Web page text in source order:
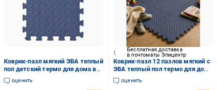
Коврик-пазл мягкий ЭВА теплый
пол детский термо для дома в
детскую комнату без покрытия
30х30 см Темно-синий
оценить
Бесплатная доставка
в почтоматы Эпицентр
Коврик-пазл 12 пазлов мягкий с
ЭВА теплый пол термо для дома
в детский без покрытия 90х120
см Темно-синий
оценить